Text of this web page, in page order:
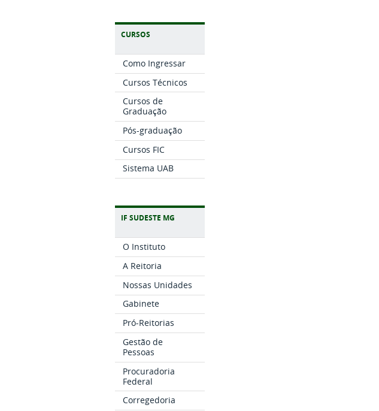
CURSOS
Como Ingressar
Cursos Técnicos
Cursos de
Graduação
Pós-graduação
Cursos FIC
Sistema UAB
IF SUDESTE MG
O Instituto
A Reitoria
Nossas Unidades
Gabinete
Pró-Reitorias
Gestão de
Pessoas
Procuradoria
Federal
Corregedoria